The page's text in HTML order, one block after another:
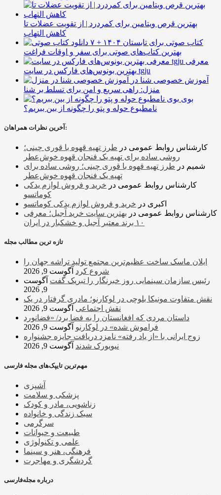
بهترین قرص ویتامین برای کمردرد | از تقویت عضلات تا
کاهش التهاب
۷ کتاب صوتی برای تابستان ۱۴۰۴ +
بهترین کتاب‌های صوتی برای سفر و اوقات فراغت
معرفی
بهترین بونوس‌های فارکس در سایت tgju
آموزش خصوصی شنا در
منزل: راهی سریع و امن برای تسلط بر شنا
بوی
نامطبوع حوله و پتو را چگونه از بین ببریم؟
آخرین نظرات همراهان:
کارشناس روابط عمومی در طرز تهیه قهوه با قوری چینی؛
روشی ساده برای تهیه یک فنجان قهوه خوش‌عطر
شمیم در طرز تهیه قهوه با قوری چینی؛ روشی ساده برای
تهیه یک فنجان قهوه خوش‌عطر
کارشناس روابط عمومی در خرید و فروش لوازم یدکی
کوماتسو
اکبری در خرید و فروش لوازم یدکی کوماتسو
کارشناس روابط عمومی در بهترین سایت خرید آجیل؛ معرفی
۱۰ برند معتبر آجیل و خشکبار در ایران
تازه ترین مطالب مجله
ایلان ماسک ساخت عظیم‌ترین مجتمع تولید تراشه جهان را
شروع کرد آگوست 9, 2026
رئیس سازمان سینمایی روز خبرنگار را تبریک گفت آگوست
9, 2026
نقش متفاوت مونیکا بلوچی در لوکارنو؛ مادری گرفتار در یک
نقش اجتماعی آگوست 9, 2026
داستان مردی که افغانستان را به فضا برد/ «فضانورد
فراموش شده» در لوکارنو آگوست 9, 2026
زوج ایرانی با «از یاد رفته» نامزد دریافت جایزه جشنواره
نیویورک شدند آگوست 9, 2026
مهم‌ترین تایپک‌های مجله فارسی
آشپزی
پزشکی و سلامت
زناشویی، مادر و کودک
سبک زندگی و خانواده
سرگرمی
طبیعت و حیوانات
علمی و تکنولوژی
فرهنگی، هنر و سینما
گردشگری و مهاجرت
درباره مجله‌فارسی